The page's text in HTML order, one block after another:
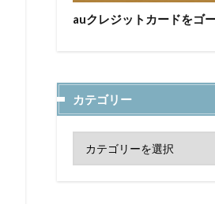
auクレジットカードをゴ
カテゴリー